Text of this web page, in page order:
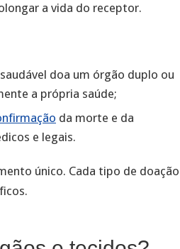
a vida do receptor.
doa um órgão duplo ou
a própria saúde;
da morte e da
e legais.
único. Cada tipo de doação